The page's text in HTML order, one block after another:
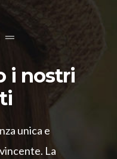
i nostri
unica e
La